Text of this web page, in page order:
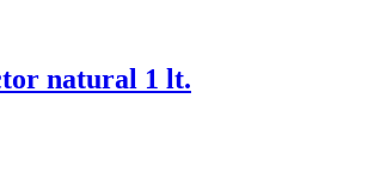
natural 1 lt.